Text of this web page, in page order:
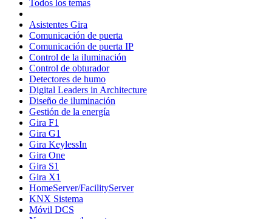
Todos los temas
Asistentes Gira
Comunicación de puerta
Comunicación de puerta IP
Control de la iluminación
Control de obturador
Detectores de humo
Digital Leaders in Architecture
Diseño de iluminación
Gestión de la energía
Gira F1
Gira G1
Gira KeylessIn
Gira One
Gira S1
Gira X1
HomeServer/FacilityServer
KNX Sistema
Móvil DCS